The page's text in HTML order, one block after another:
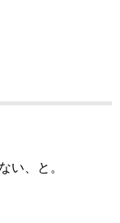
い、と。